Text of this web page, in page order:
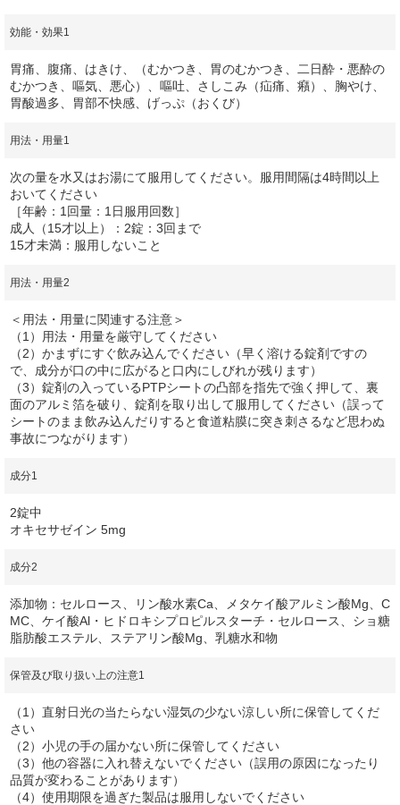
効能・効果1
胃痛、腹痛、はきけ、（むかつき、胃のむかつき、二日酔・悪酔の
むかつき、嘔気、悪心）、嘔吐、さしこみ（疝痛、癪）、胸やけ、
胃酸過多、胃部不快感、げっぷ（おくび）
用法・用量1
次の量を水又はお湯にて服用してください。服用間隔は4時間以上
おいてください
［年齢：1回量：1日服用回数］
成人（15才以上）：2錠：3回まで
15才未満：服用しないこと
用法・用量2
＜用法・用量に関連する注意＞
（1）用法・用量を厳守してください
（2）かまずにすぐ飲み込んでください（早く溶ける錠剤ですの
で、成分が口の中に広がると口内にしびれが残ります）
（3）錠剤の入っているPTPシートの凸部を指先で強く押して、裏
面のアルミ箔を破り、錠剤を取り出して服用してください（誤って
シートのまま飲み込んだりすると食道粘膜に突き刺さるなど思わぬ
事故につながります）
成分1
2錠中
オキセサゼイン 5mg
成分2
添加物：セルロース、リン酸水素Ca、メタケイ酸アルミン酸Mg、C
MC、ケイ酸Al・ヒドロキシプロピルスターチ・セルロース、ショ糖
脂肪酸エステル、ステアリン酸Mg、乳糖水和物
保管及び取り扱い上の注意1
（1）直射日光の当たらない湿気の少ない涼しい所に保管してくだ
さい
（2）小児の手の届かない所に保管してください
（3）他の容器に入れ替えないでください（誤用の原因になったり
品質が変わることがあります）
（4）使用期限を過ぎた製品は服用しないでください